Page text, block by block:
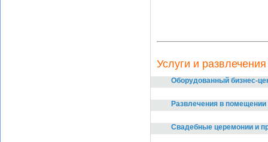
Услуги и развлечения
Оборудованный бизнес-
Развлечения в
Свадебные церемонии и